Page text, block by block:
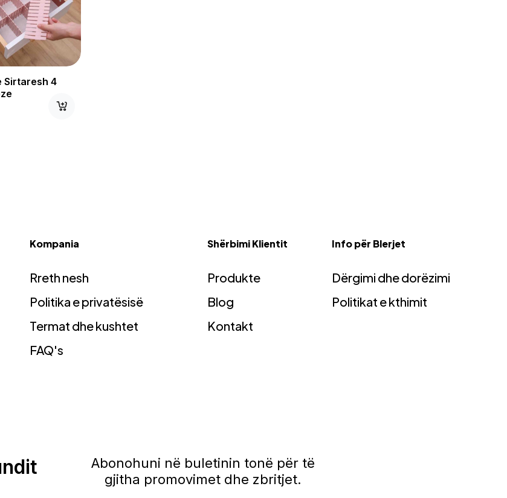
Sirtaresh 4
Kompania
Rreth nesh
Politika e privatësisë
Termat dhe kushtet
FAQ's
Shërbimi Klientit
Produkte
Blog
Kontakt
Info për Blerjet
Dërgimi dhe dorëzimi
Politikat e kthimit
Abonohuni në buletinin tonë për të
gjitha promovimet dhe zbritjet.